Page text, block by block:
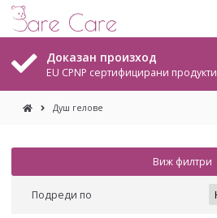
Доказан произход
EU CPNP сертифицирани продукти
Душ гелове
Виж филтри
Подреди по